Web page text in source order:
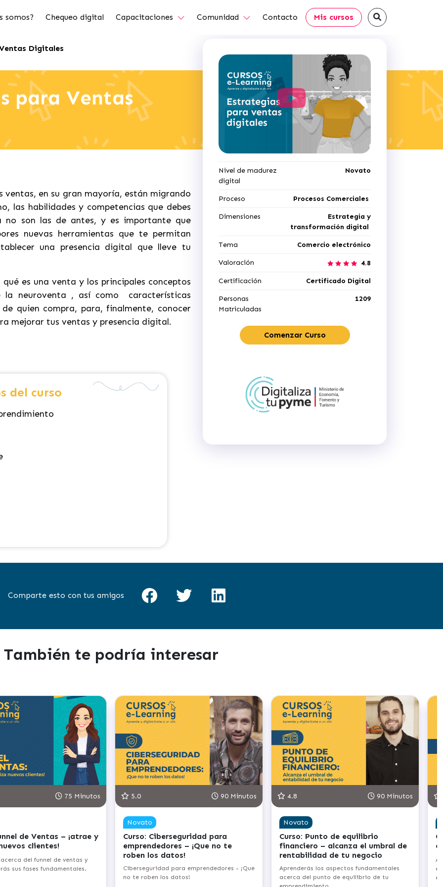
somos? Chequeo digital Capacitaciones Comunidad Contacto Mis cursos
Digitales
para Ventas
Nivel de madurez
digital
Novato
Proceso Procesos Comerciales
Dimensiones
Estrategia y
transformación digital
Tema Comercio electrónico
Valoración 4.8
Certificación Certificado Digital
Personas
Matriculadas
1209
Comenzar Curso
en su gran mayoría, están migrando
las habilidades y competencias que debes
son las de antes, y es importante que
nuevas herramientas que te permitan
una presencia digital que lleve tu
es una venta y los principales conceptos
la neuroventa , así como características
quien compra, para, finalmente, conocer
mejorar tus ventas y presencia digital.
del curso
Comparte esto con tus amigos
También te podría interesar
75 Minutos
de Ventas – ¡atrae y
clientes!
del funnel de ventas y
sus fases fundamentales.
5.0 90 Minutos
Novato
Curso: Ciberseguridad para
emprendedores – ¡Que no te
roben los datos!
Ciberseguridad para emprendedores - ¡Que
no te roben los datos!
4.8 90 Minutos
Novato
Curso: Punto de equilibrio
financiero – alcanza el umbral de
rentabilidad de tu negocio
Aprenderás los aspectos fundamentales
acerca del punto de equilibrio de tu